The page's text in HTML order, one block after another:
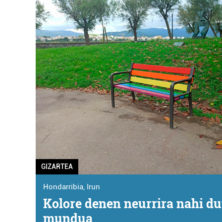
GIZARTEA
Hondarribia, Irun
Kolore denen neurrira nahi
mundua